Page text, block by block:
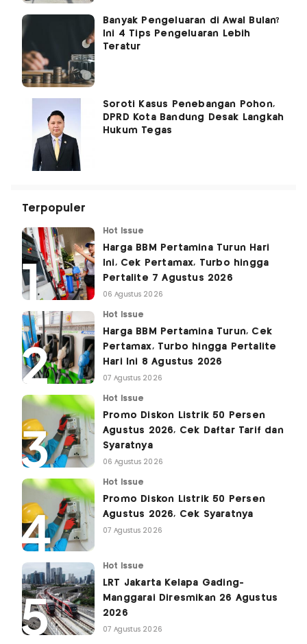
Banyak Pengeluaran di Awal Bulan?
Ini 4 Tips Pengeluaran Lebih
Teratur
Soroti Kasus Penebangan Pohon,
DPRD Kota Bandung Desak Langkah
Hukum Tegas
Terpopuler
Hot Issue
Harga BBM Pertamina Turun Hari
Ini, Cek Pertamax, Turbo hingga
Pertalite 7 Agustus 2026
06 Agustus 2026
Hot Issue
Harga BBM Pertamina Turun, Cek
Pertamax, Turbo hingga Pertalite
Hari Ini 8 Agustus 2026
07 Agustus 2026
Hot Issue
Promo Diskon Listrik 50 Persen
Agustus 2026, Cek Daftar Tarif dan
Syaratnya
06 Agustus 2026
Hot Issue
Promo Diskon Listrik 50 Persen
Agustus 2026, Cek Syaratnya
07 Agustus 2026
Hot Issue
LRT Jakarta Kelapa Gading-
Manggarai Diresmikan 26 Agustus
2026
07 Agustus 2026